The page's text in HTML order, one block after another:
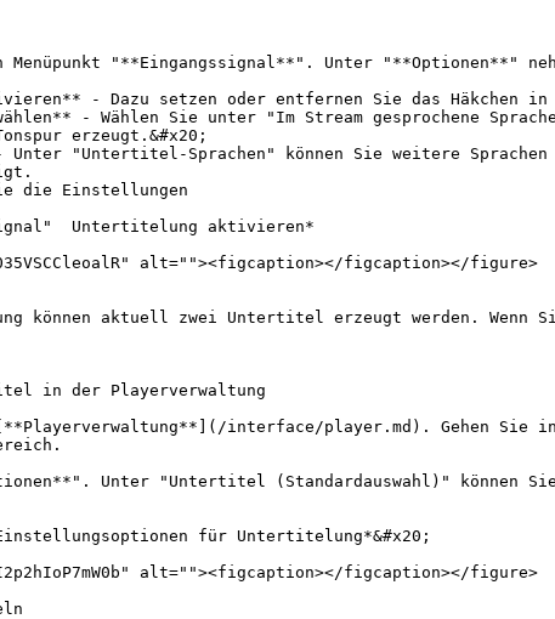
Menüpunkt "**Eingangssignal**". Unter "**Optionen**"
- Dazu setzen oder entfernen Sie das Häkchen
- Wählen Sie unter "Im Stream gesprochene
erzeugt.&#x20;
"Untertitel-Sprachen" können Sie weitere
die Einstellungen
Untertitelung aktivieren*
alt=""><figcaption></figcaption></figure>
können aktuell zwei Untertitel erzeugt werden.
in der Playerverwaltung
interface/player.md). Gehen Sie
Unter "Untertitel (Standardauswahl)" können
für Untertitelung*&#x20;
alt=""><figcaption></figcaption></figure>